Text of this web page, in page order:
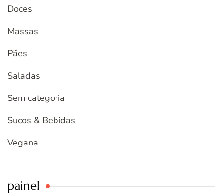
Doces
Massas
Pães
Saladas
Sem categoria
Sucos & Bebidas
Vegana
painel